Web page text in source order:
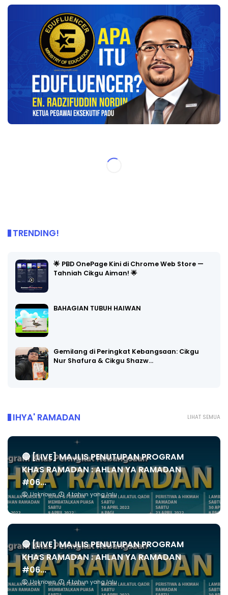
TRENDING!
🌟 PBD OnePage Kini di Chrome Web Store —
Tahniah Cikgu Aiman! 🌟
BAHAGIAN TUBUH HAIWAN
Gemilang di Peringkat Kebangsaan: Cikgu
Nur Shafura & Cikgu Shazw…
LIHAT SEMUA
IHYA' RAMADAN
🔴 [LIVE] MAJLIS PENUTUPAN PROGRAM
KHAS RAMADAN : AHLAN YA RAMADAN
#06...
Unknown 4 tahun yang lalu
🔴 [LIVE] MAJLIS PENUTUPAN PROGRAM
KHAS RAMADAN : AHLAN YA RAMADAN
#06...
Unknown 4 tahun yang lalu